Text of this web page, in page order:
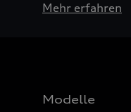
Mehr erfahren
Modelle